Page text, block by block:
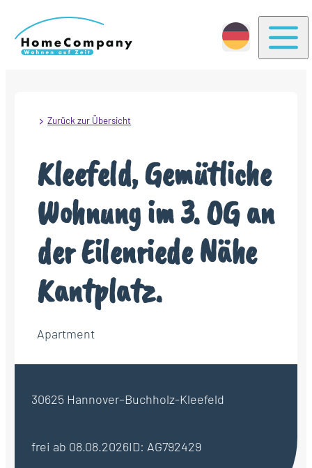
Zurück zur Übersicht
Kleefeld, Gemütliche
Wohnung im 3. OG an
der Eilenriede Nähe
Kantplatz.
Apartment
30625 Hannover–Buchholz-Kleefeld
frei ab 08.08.2026ID: AG792429